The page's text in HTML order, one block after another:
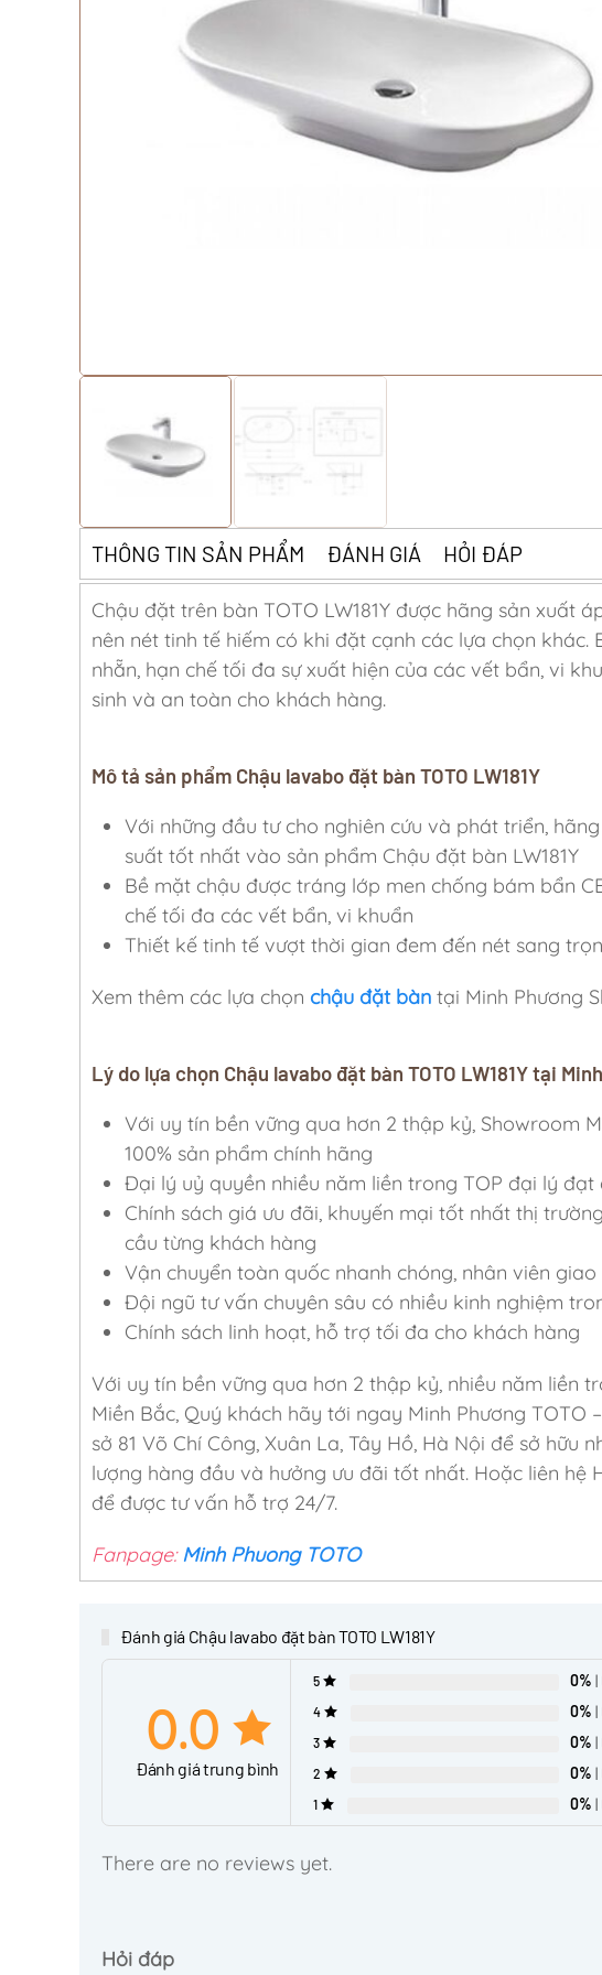
THÔNG TIN SẢN PHẨM ĐÁNH GIÁ HỎI ĐÁP
Chậu đặt trên bàn TOTO LW181Y được hãng sản xuất
nên nét tinh tế hiếm có khi đặt cạnh các lựa chọn khác.
nhẵn, hạn chế tối đa sự xuất hiện của các vết bẩn, vi
sinh và an toàn cho khách hàng.
Mô tả sản phẩm Chậu lavabo đặt bàn TOTO LW181Y
Với những đầu tư cho nghiên cứu và phát triển,
suất tốt nhất vào sản phẩm Chậu đặt bàn LW181Y
Bề mặt chậu được tráng lớp men chống bám bẩn
chế tối đa các vết bẩn, vi khuẩn
Thiết kế tinh tế vượt thời gian đem đến nét sang
Xem thêm các lựa chọn chậu đặt bàn tại Minh Phương
Lý do lựa chọn Chậu lavabo đặt bàn TOTO LW181Y tại
Với uy tín bền vững qua hơn 2 thập kỷ, Showroom
100% sản phẩm chính hãng
Đại lý uỷ quyền nhiều năm liền trong TOP đại lý
Chính sách giá ưu đãi, khuyến mại tốt nhất thị
cầu từng khách hàng
Vận chuyển toàn quốc nhanh chóng, nhân viên
Đội ngũ tư vấn chuyên sâu có nhiều kinh nghiệm
Chính sách linh hoạt, hỗ trợ tối đa cho khách hàng
Với uy tín bền vững qua hơn 2 thập kỷ, nhiều năm liền
Miền Bắc, Quý khách hãy tới ngay Minh Phương TOTO
sở 81 Võ Chí Công, Xuân La, Tây Hồ, Hà Nội để sở hữu
lượng hàng đầu và hưởng ưu đãi tốt nhất. Hoặc liên hệ
để được tư vấn hỗ trợ 24/7.
Fanpage: Minh Phuong TOTO
Đánh giá Chậu lavabo đặt bàn TOTO LW181Y
0.0
Đánh giá trung bình
5 0% |
4 0% |
3 0% |
2 0% |
1 0% |
There are no reviews yet.
Hỏi đáp